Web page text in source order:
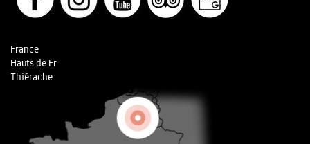
France
Hauts de Fr
Thiérache